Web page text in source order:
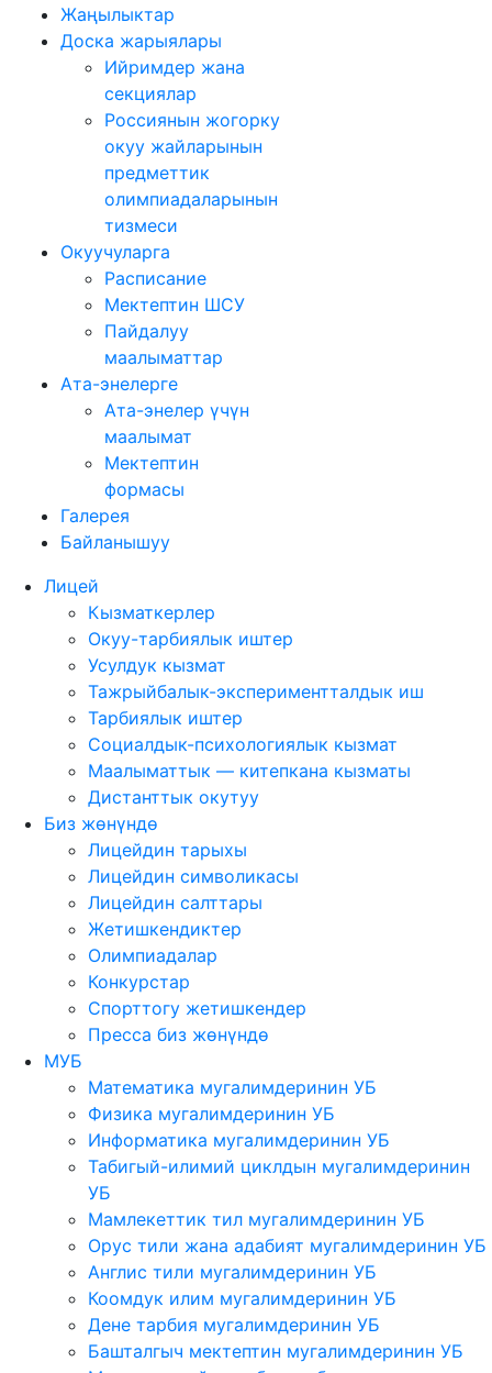
Жаңылыктар
Доска жарыялары
Ийримдер жана
секциялар
Россиянын жогорку
окуу жайларынын
предметтик
олимпиадаларынын
тизмеси
Окуучуларга
Расписание
Мектептин ШСУ
Пайдалуу
маалыматтар
Ата-энелерге
Ата-энелер үчүн
маалымат
Мектептин
формасы
Галерея
Байланышуу
Лицей
Кызматкерлер
Окуу-тарбиялык иштер
Усулдук кызмат
Тажрыйбалык-экспериментталдык иш
Тарбиялык иштер
Социалдык-психологиялык кызмат
Маалыматтык — китепкана кызматы
Дистанттык окутуу
Биз жөнүндө
Лицейдин тарыхы
Лицейдин символикасы
Лицейдин салттары
Жетишкендиктер
Олимпиадалар
Конкурстар
Спорттогу жетишкендер
Пресса биз жөнүндө
МУБ
Математика мугалимдеринин УБ
Физика мугалимдеринин УБ
Информатика мугалимдеринин УБ
Табигый-илимий циклдын мугалимдеринин
УБ
Мамлекеттик тил мугалимдеринин УБ
Орус тили жана адабият мугалимдеринин УБ
Англис тили мугалимдеринин УБ
Коомдук илим мугалимдеринин УБ
Дене тарбия мугалимдеринин УБ
Башталгыч мектептин мугалимдеринин УБ